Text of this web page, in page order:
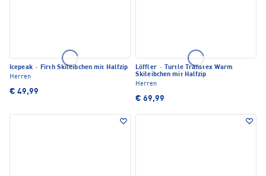
Icepeak · Firth Skileibchen mit Halfzip
Herren
€ 49,99
Löffler ·
Turtle Transtex Warm
Skileibchen mit Halfzip
Herren
€ 69,99